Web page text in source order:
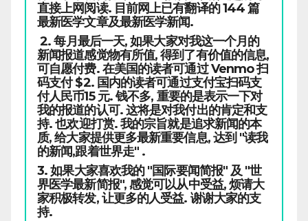
直接上网阅读. 目前网上已有翻译的 144 篇
最新医学文章及最新医学新闻.
2. 每月最后一天, 如果大家对我这一个月的
新闻报道感觉物有所值, 得到了有价值的信息,
可自愿付费. 在美国的读者可通过 Venmo 扫
码支付 $2. 国内的读者可通过支付宝扫码支
付人民币15 元. 钱不多, 重要的是表示一下对
我的报道的认可. 这将是对我付出的肯定和支
持. 也欢迎打赏. 我的宗旨就是追求新闻的本
质, 给大家提供更多最新重要信息, 达到 "读我
的新闻,跟着世界走" .
3. 如果大家喜欢我的 "国际要闻简报" 及 "世
界医学最新简报", 感觉可以从中受益, 烦请大
家积极转发, 让更多的人受益. 谢谢大家的支
持.